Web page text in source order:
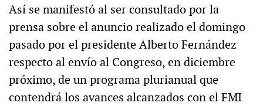
Así se manifestó al ser consultado por la
prensa sobre el anuncio realizado el domingo
pasado por el presidente Alberto Fernández
respecto al envío al Congreso, en diciembre
próximo, de un programa plurianual que
contendrá los avances alcanzados con el FMI